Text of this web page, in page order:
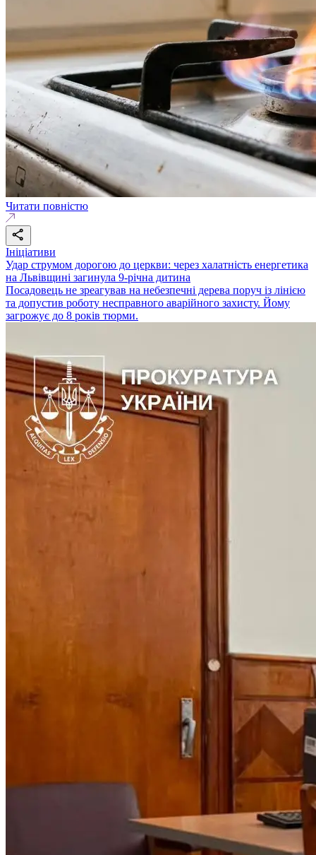
Читати повністю
Ініціативи
Удар струмом дорогою до церкви: через халатність енергетика
на Львівщині загинула 9-річна дитина
Посадовець не зреагував на небезпечні дерева поруч із лінією
та допустив роботу несправного аварійного захисту. Йому
загрожує до 8 років тюрми.